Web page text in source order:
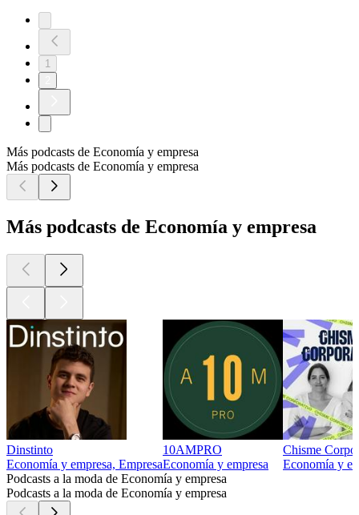
1
Más podcasts de Economía y empresa
Más podcasts de Economía y empresa
Más podcasts de Economía y empresa
Dinstinto
Economía y empresa, Empresa
10AMPRO
Economía y empresa
Chisme
Economía y
Podcasts a la moda de Economía y empresa
Podcasts a la moda de Economía y empresa